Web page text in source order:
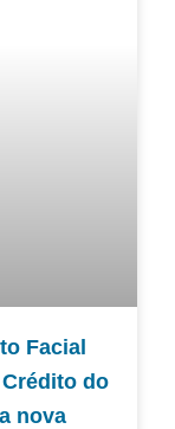
Facial
do
nova